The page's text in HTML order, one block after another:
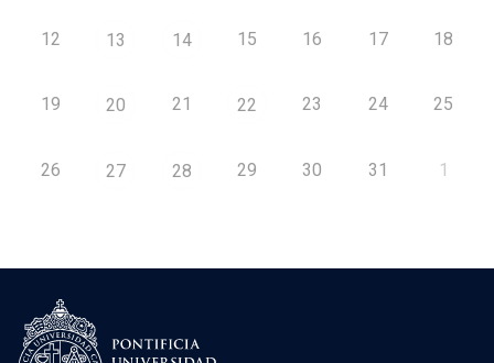
12 13 14 15 16 17 18
19 20 21 22 23 24 25
26 27 28 29 30 31 1